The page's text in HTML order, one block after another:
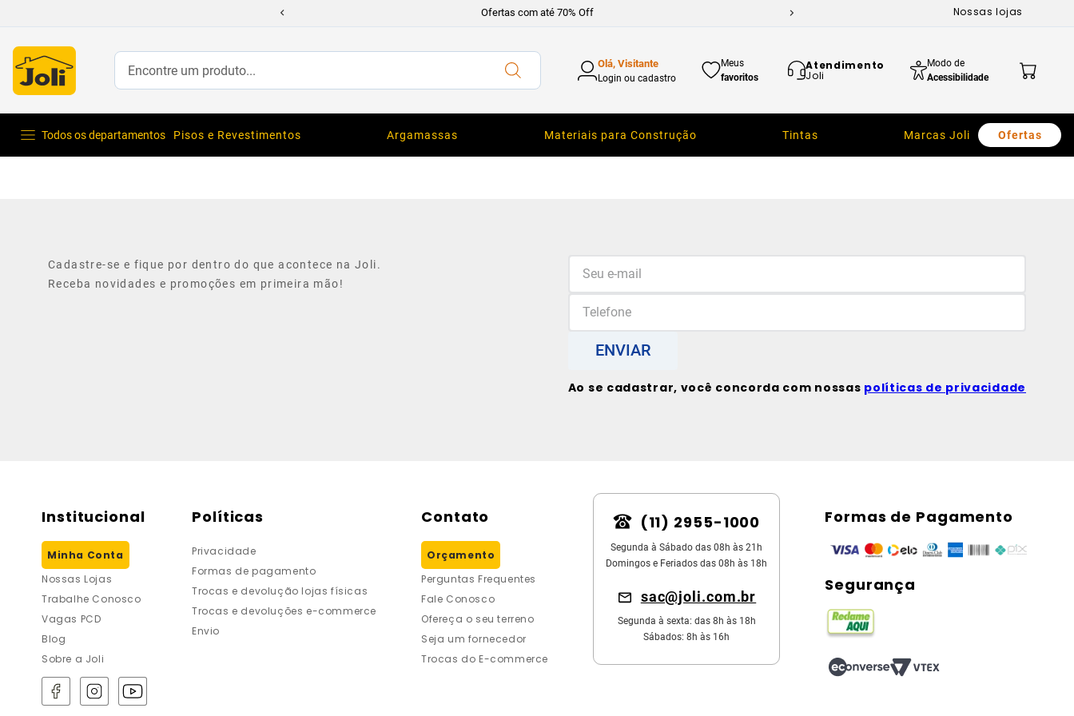
Ofertas com até 70% Off Nossas lojas
Encontre um produto... Olá, Visitante
Login ou cadastro
Meus
favoritos
Atendimento
Joli
Modo de
Acessibilidade
Todos os departamentos Pisos e Revestimentos Argamassas Materiais para Construção Tintas Marcas Joli Ofertas
Cadastre-se e fique por dentro do que acontece na Joli.
Receba novidades e promoções em primeira mão!
ENVIAR
Ao se cadastrar, você concorda com nossas políticas de privacidade
Institucional
Minha Conta
Nossas Lojas
Trabalhe Conosco
Vagas PCD
Blog
Sobre a Joli
Políticas
Privacidade
Formas de pagamento
Trocas e devolução lojas físicas
Trocas e devoluções e-commerce
Envio
Contato
Orçamento
Perguntas Frequentes
Fale Conosco
Ofereça o seu terreno
Seja um fornecedor
Trocas do E-commerce
(11) 2955-1000
Segunda à Sábado das 08h às 21h
Domingos e Feriados das 08h às 18h
sac@joli.com.br
Segunda à sexta: das 8h às 18h
Sábados: 8h às 16h
Formas de Pagamento
Segurança